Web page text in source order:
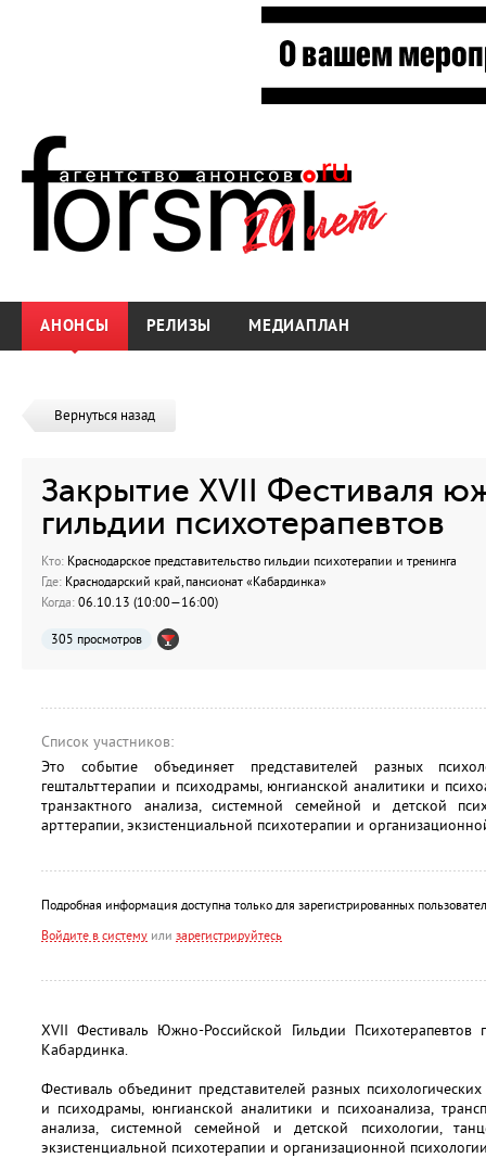
АНОНСЫ РЕЛИЗЫ МЕДИАПЛАН
Вернуться назад
Закрытие XVII Фестиваля
гильдии психотерапевтов
Кто: Краснодарское представительство гильдии психотерапии и тренинга
Где: Краснодарский край, пансионат «Кабардинка»
Когда: 06.10.13 (10:00—16:00)
305 просмотров
Список участников:
Это событие объединяет представителей разных
гештальттерапии и психодрамы, юнгианской аналитики и
транзактного анализа, системной семейной и детской
арттерапии, экзистенциальной психотерапии и
Подробная информация доступна только для зарегистрированных
Войдите в систему или зарегистрируйтесь
XVII Фестиваль Южно-Российской Гильдии
Кабардинка.
Фестиваль объединит представителей разных
и психодрамы, юнгианской аналитики и психоанализа,
анализа, системной семейной и детской психологии,
экзистенциальной психотерапии и организационной